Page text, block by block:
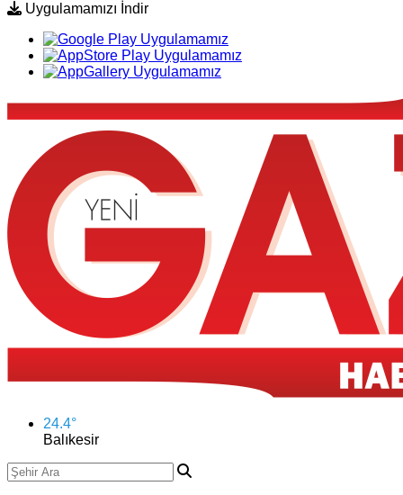
Uygulamamızı İndir
24.4°
Balıkesir